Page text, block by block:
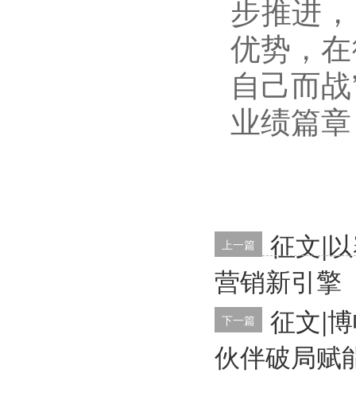
步推进
优势，
自己而
业绩篇
上一篇
征文|
营销新引擎
下一篇
征文|
伙伴破局赋